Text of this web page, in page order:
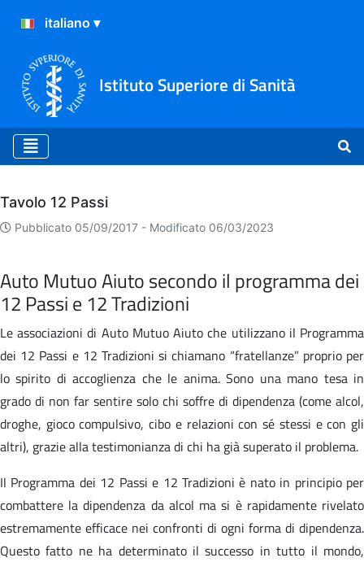
Istituto Superiore di Sanità
Archivio
Tavolo 12 Passi
Pubblicato 05/09/2017 - Modificato 06/03/2023
Auto Mutuo Aiuto secondo il programma dei
12 Passi e 12 Tradizioni
Le associazioni di Auto Mutuo Aiuto che utilizzano il Programma
dei 12 Passi e 12 Tradizioni si chiamano “fratellanze” proprio per
lo spirito di accoglienza che le anima. Sono una mano tesa in
grado di non far sentire solo chi soffre di dipendenza (come alcol,
droghe, gioco compulsivo, cibo e relazioni con sé stessi e con gli
altri), grazie alla testimonianza di chi ha già superato il problema.
Il Programma dei 12 Passi e 12 Tradizioni è nato in principio per
combattere la dipendenza da alcol ma si è rapidamente rivelato
estremamente efficace nei confronti di ogni forma di dipendenza.
Questo fatto ne ha determinato il successo in tutto il mondo,